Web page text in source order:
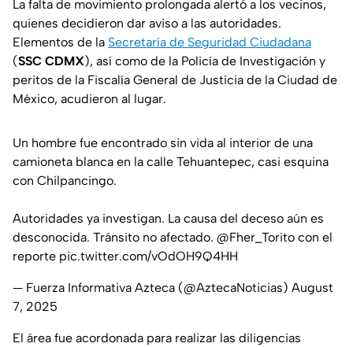
La falta de movimiento prolongada alertó a los vecinos,
quienes decidieron dar aviso a las autoridades.
Elementos de la Secretaría de Seguridad Ciudadana
(SSC CDMX), así como de la Policía de Investigación y
peritos de la Fiscalía General de Justicia de la Ciudad de
México, acudieron al lugar.
Un hombre fue encontrado sin vida al interior de una
camioneta blanca en la calle Tehuantepec, casi esquina
con Chilpancingo.
Autoridades ya investigan. La causa del deceso aún es
desconocida. Tránsito no afectado. @Fher_Torito con el
reporte pic.twitter.com/vOdOH9Q4HH
— Fuerza Informativa Azteca (@AztecaNoticias) August
7, 2025
El área fue acordonada para realizar las diligencias